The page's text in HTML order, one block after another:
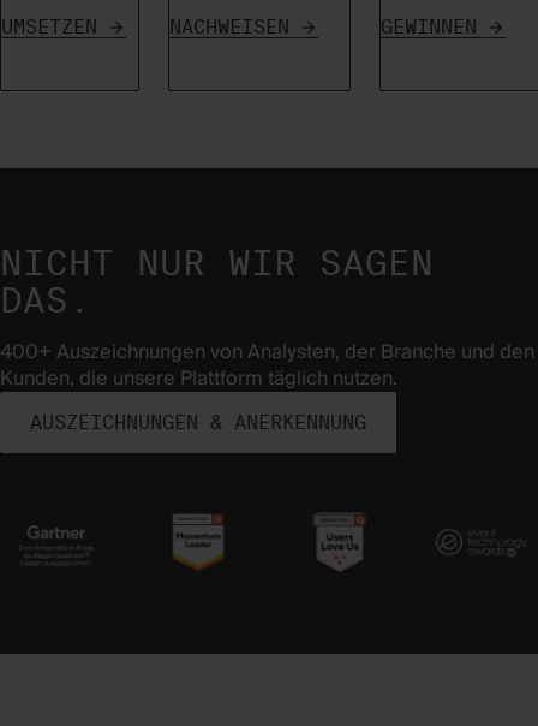
UMSETZEN NACHWEISEN GEWINNEN
NICHT NUR WIR SAGEN
DAS.
400+ Auszeichnungen von Analysten, der Branche und den
Kunden, die unsere Plattform täglich nutzen.
AUSZEICHNUNGEN & ANERKENNUNG